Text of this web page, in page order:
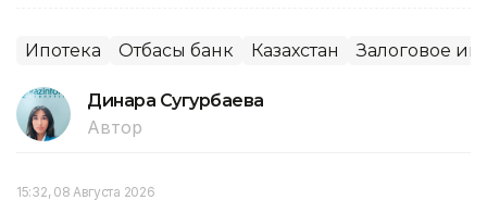
Ипотека Отбасы банк Казахстан Залоговое
Динара Сугурбаева
Автор
15:32, 08 Августа 2026